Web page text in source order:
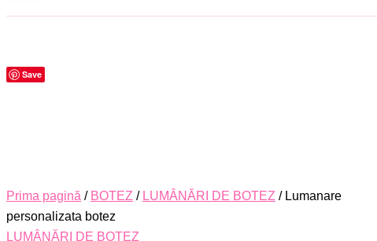
Save
Prima pagină / BOTEZ / LUMÂNĂRI DE BOTEZ / Lumanare
personalizata botez
LUMÂNĂRI DE BOTEZ